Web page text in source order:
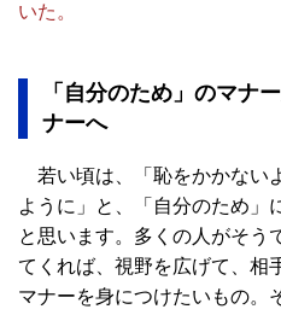
いた。
「自分のため」のマナ
ナーへ
若い頃は、「恥をかかない
ように」と、「自分のため」
と思います。多くの人がそう
てくれば、視野を広げて、相
マナーを身につけたいもの。